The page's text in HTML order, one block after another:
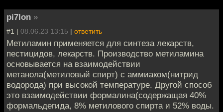
pi7lon »
#1 | 08.06.23 13:15 | ответить
Метиламин применяется для синтеза лекарств,
пестицидов, лекарств. Производство метиламина
основывается на взаимодействии
метанола(метиловый спирт) с аммиаком(нитрид
водорода) при высокой температуре. Другой способ
это взаимодействии формалина(содержащая 40%
формальдегида, 8% метилового спирта и 52% воды.